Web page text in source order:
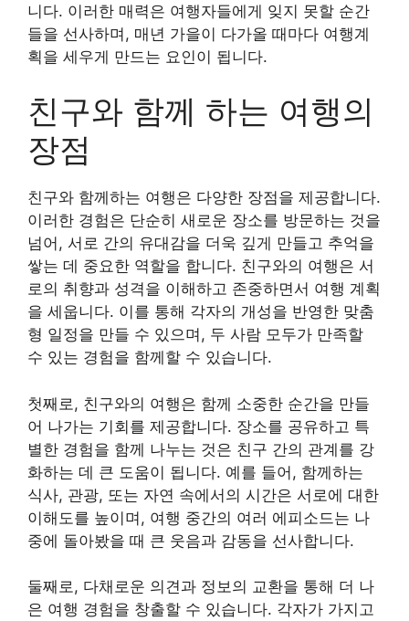
니다. 이러한 매력은 여행자들에게 잊지 못할 순간
들을 선사하며, 매년 가을이 다가올 때마다 여행계
획을 세우게 만드는 요인이 됩니다.
친구와 함께 하는 여행의
장점
친구와 함께하는 여행은 다양한 장점을 제공합니다.
이러한 경험은 단순히 새로운 장소를 방문하는 것을
넘어, 서로 간의 유대감을 더욱 깊게 만들고 추억을
쌓는 데 중요한 역할을 합니다. 친구와의 여행은 서
로의 취향과 성격을 이해하고 존중하면서 여행 계획
을 세웁니다. 이를 통해 각자의 개성을 반영한 맞춤
형 일정을 만들 수 있으며, 두 사람 모두가 만족할
수 있는 경험을 함께할 수 있습니다.
첫째로, 친구와의 여행은 함께 소중한 순간을 만들
어 나가는 기회를 제공합니다. 장소를 공유하고 특
별한 경험을 함께 나누는 것은 친구 간의 관계를 강
화하는 데 큰 도움이 됩니다. 예를 들어, 함께하는
식사, 관광, 또는 자연 속에서의 시간은 서로에 대한
이해도를 높이며, 여행 중간의 여러 에피소드는 나
중에 돌아봤을 때 큰 웃음과 감동을 선사합니다.
둘째로, 다채로운 의견과 정보의 교환을 통해 더 나
은 여행 경험을 창출할 수 있습니다. 각자가 가지고